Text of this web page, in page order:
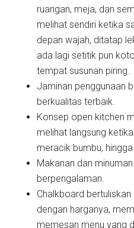
ruangan, meja, dan
melihat sendiri ketika
depan wajah, ditatap
ada lagi setitik pun
tempat susunan piring.
Jaminan penggunaan
berkualitas terbaik.
Konsep open kitchen
melihat langsung
meracik bumbu,
Makanan dan
berpengalaman.
Chalkboard
dengan harganya,
memesan menu yang